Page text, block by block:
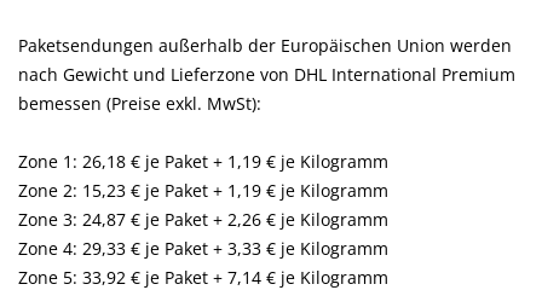
Paketsendungen außerhalb der Europäischen Union werden
nach Gewicht und Lieferzone von DHL International Premium
bemessen (Preise exkl. MwSt):
Zone 1: 26,18 € je Paket + 1,19 € je Kilogramm
Zone 2: 15,23 € je Paket + 1,19 € je Kilogramm
Zone 3: 24,87 € je Paket + 2,26 € je Kilogramm
Zone 4: 29,33 € je Paket + 3,33 € je Kilogramm
Zone 5: 33,92 € je Paket + 7,14 € je Kilogramm